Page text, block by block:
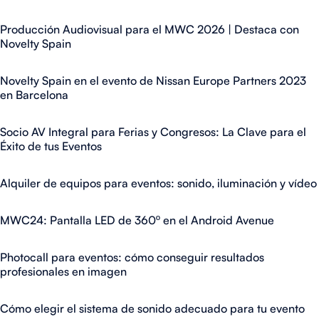
Producción Audiovisual para el MWC 2026 | Destaca con
Novelty Spain
Novelty Spain en el evento de Nissan Europe Partners 2023
en Barcelona
Socio AV Integral para Ferias y Congresos: La Clave para el
Éxito de tus Eventos
Alquiler de equipos para eventos: sonido, iluminación y vídeo
MWC24: Pantalla LED de 360º en el Android Avenue
Photocall para eventos: cómo conseguir resultados
profesionales en imagen
Cómo elegir el sistema de sonido adecuado para tu evento